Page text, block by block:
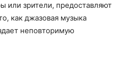
или зрители, предоставляют
как джазовая музыка
неповторимую